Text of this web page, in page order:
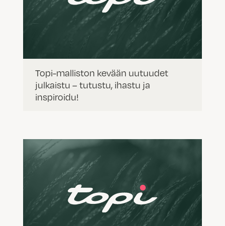
Topi-malliston kevään uutuudet
julkaistu – tutustu, ihastu ja
inspiroidu!